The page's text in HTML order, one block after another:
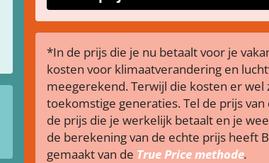
*In de prijs die je nu betaalt voor je
kosten voor klimaatverandering en
meegerekend. Terwijl die kosten er
toekomstige generaties. Tel de prijs
de prijs die je werkelijk betaalt en je
de berekening van de echte prijs heeft
gemaakt van de True Price methode.